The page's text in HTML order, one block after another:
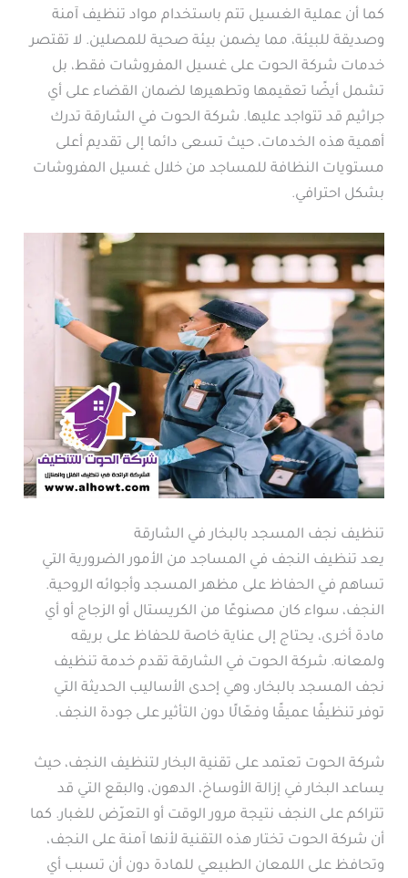
كما أن عملية الغسيل تتم باستخدام مواد تنظيف آمنة
وصديقة للبيئة، مما يضمن بيئة صحية للمصلين. لا تقتصر
خدمات شركة الحوت على غسيل المفروشات فقط، بل
تشمل أيضًا تعقيمها وتطهيرها لضمان القضاء على أي
جراثيم قد تتواجد عليها. شركة الحوت في الشارقة تدرك
أهمية هذه الخدمات، حيث تسعى دائما إلى تقديم أعلى
مستويات النظافة للمساجد من خلال غسيل المفروشات
بشكل احترافي.
تنظيف نجف المسجد بالبخار في الشارقة
يعد تنظيف النجف في المساجد من الأمور الضرورية التي
تساهم في الحفاظ على مظهر المسجد وأجوائه الروحية.
النجف، سواء كان مصنوعًا من الكريستال أو الزجاج أو أي
مادة أخرى، يحتاج إلى عناية خاصة للحفاظ على بريقه
ولمعانه. شركة الحوت في الشارقة تقدم خدمة تنظيف
نجف المسجد بالبخار، وهي إحدى الأساليب الحديثة التي
توفر تنظيفًا عميقًا وفعّالًا دون التأثير على جودة النجف.
شركة الحوت تعتمد على تقنية البخار لتنظيف النجف، حيث
يساعد البخار في إزالة الأوساخ، الدهون، والبقع التي قد
تتراكم على النجف نتيجة مرور الوقت أو التعرّض للغبار. كما
أن شركة الحوت تختار هذه التقنية لأنها آمنة على النجف،
وتحافظ على اللمعان الطبيعي للمادة دون أن تسبب أي